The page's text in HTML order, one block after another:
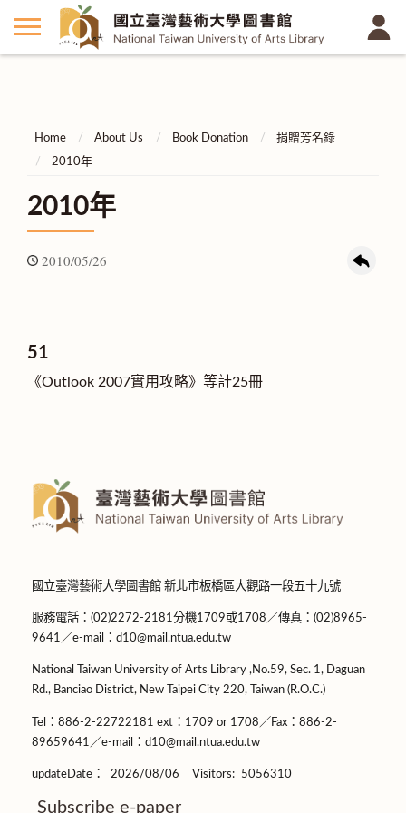
Home About Us Book Donation
捐贈芳名錄
2010年
2010年
2010/05/26
51
《Outlook 2007實用攻略》等計25冊
國立臺灣藝術大學圖書館 新北市板橋區大觀路一段五十九號
服務電話：(02)2272-2181分機1709或1708／傳真：(02)8965-
9641／e-mail：d10@mail.ntua.edu.tw
National Taiwan University of Arts Library ,No.59, Sec. 1, Daguan
Rd., Banciao District, New Taipei City 220, Taiwan (R.O.C.)
Tel：886-2-22722181 ext：1709 or 1708／Fax：886-2-
89659641／e-mail：d10@mail.ntua.edu.tw
updateDate： 2026/08/06 Visitors: 5056310
Subscribe e-paper